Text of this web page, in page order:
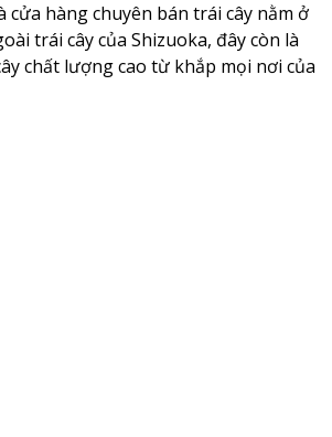
cửa hàng chuyên bán trái cây nằm ở
trái cây của Shizuoka, đây còn là
chất lượng cao từ khắp mọi nơi của